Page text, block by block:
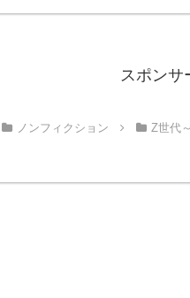
スポンサ
ノンフィクション Z世代